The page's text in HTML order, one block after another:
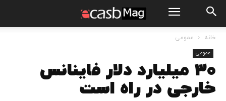
خانه عمومی
عمومی
۳۰ میلیارد دلار فاینانس
خارجی در راه است